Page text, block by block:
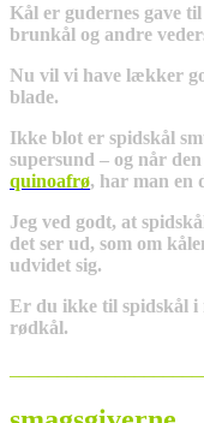
Kål er gudernes gave
brunkål og andre
Nu vil vi have lækker
blade.
Ikke blot er spidskål
supersund – og når
quinoafrø, har man en
Jeg ved godt, at
det ser ud, som om
udvidet sig.
Er du ikke til spidskål i
rødkål.